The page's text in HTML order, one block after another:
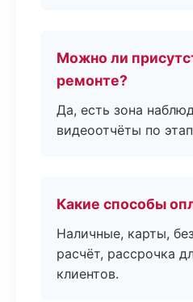
Можно ли
ремонте?
Да, есть зона
видеоотчёты по
Какие способы
Наличные, карты,
расчёт, рассрочка
клиентов.